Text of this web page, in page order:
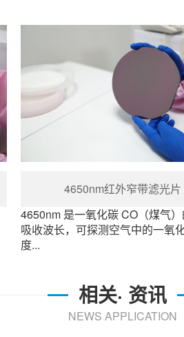
4650nm红外窄带滤光片
4650nm 是一氧化碳 CO（煤气
吸收波长，可探测空气中的一氧
度...
相关· 资讯
NEWS APPLICATION